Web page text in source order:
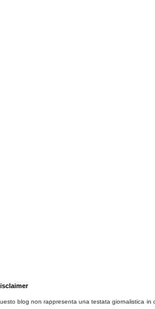
blog non rappresenta una testata giornalistica